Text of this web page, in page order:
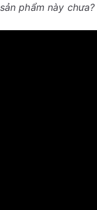
phẩm này